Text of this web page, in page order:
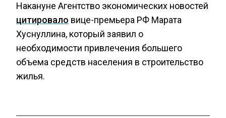
Накануне Агентство экономических новостей
цитировало вице-премьера РФ Марата
Хуснуллина, который заявил о
необходимости привлечения большего
объема средств населения в строительство
жилья.